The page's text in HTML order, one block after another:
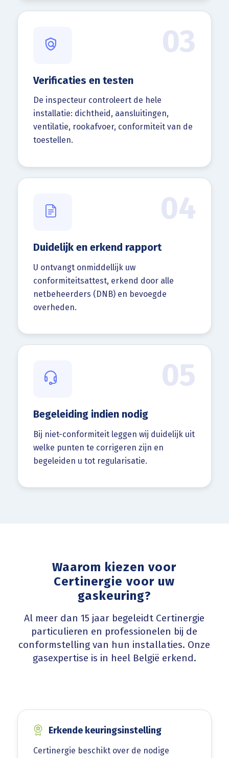
03
Verificaties en testen
De inspecteur controleert de hele
installatie: dichtheid, aansluitingen,
ventilatie, rookafvoer, conformiteit van de
toestellen.
04
Duidelijk en erkend rapport
U ontvangt onmiddellijk uw
conformiteitsattest, erkend door alle
netbeheerders (DNB) en bevoegde
overheden.
05
Begeleiding indien nodig
Bij niet-conformiteit leggen wij duidelijk uit
welke punten te corrigeren zijn en
begeleiden u tot regularisatie.
Waarom kiezen voor
Certinergie voor uw
gaskeuring?
Al meer dan 15 jaar begeleidt Certinergie
particulieren en professionelen bij de
conformstelling van hun installaties. Onze
gasexpertise is in heel België erkend.
Erkende keuringsinstelling
Certinergie beschikt over de nodige